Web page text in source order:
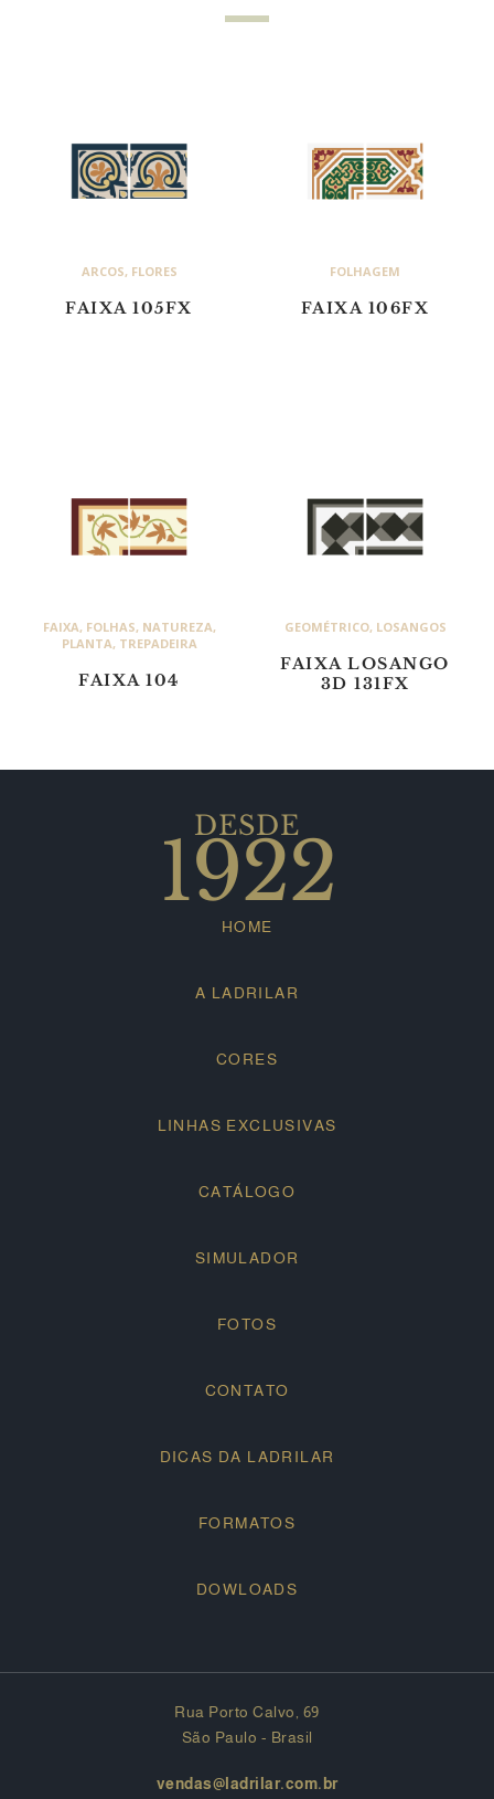
ARCOS, FLORES
FAIXA 105FX
FOLHAGEM
FAIXA 106FX
FAIXA, FOLHAS, NATUREZA,
PLANTA, TREPADEIRA
FAIXA 104
GEOMÉTRICO, LOSANGOS
FAIXA LOSANGO
3D 131FX
DESDE
1922
HOME
A LADRILAR
CORES
LINHAS EXCLUSIVAS
CATÁLOGO
SIMULADOR
FOTOS
CONTATO
DICAS DA LADRILAR
FORMATOS
DOWLOADS
Rua Porto Calvo, 69
São Paulo - Brasil
vendas@ladrilar.com.br